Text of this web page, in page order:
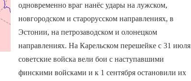
одновременно враг нанёс удары на лужском,
новгородском и старорусском направлениях, в
Эстонии, на петрозаводском и олонецком
направлениях. На Карельском перешейке с 31 июля
советские войска вели бои с наступавшими
финскими войсками и к 1 сентября остановили их